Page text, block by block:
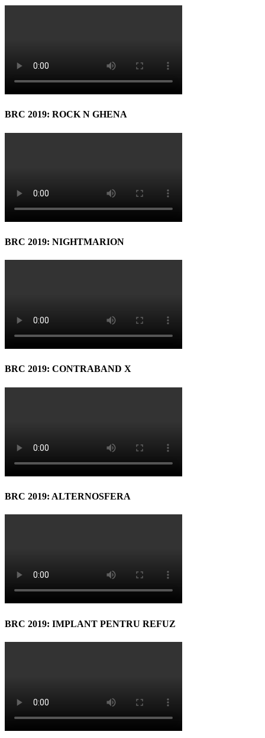
BRC 2019: ROCK N GHENA
BRC 2019: NIGHTMARION
BRC 2019: CONTRABAND X
BRC 2019: ALTERNOSFERA
BRC 2019: IMPLANT PENTRU REFUZ